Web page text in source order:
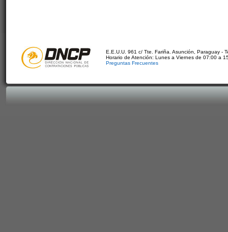
E.E.U.U. 961 c/ Tte. Fariña. Asunción, Paraguay -
Horario de Atención: Lunes a Viernes de 07:00 a
Preguntas Frecuentes